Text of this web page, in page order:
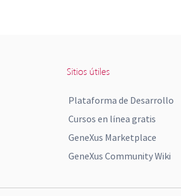
Sitios útiles
Plataforma de Desarrollo
Cursos en línea gratis
GeneXus Marketplace
GeneXus Community Wiki